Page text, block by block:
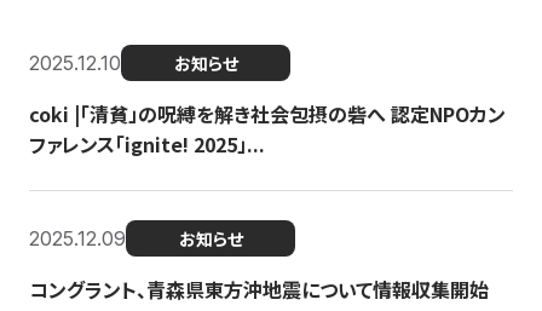
2025.12.10 お知らせ
coki |「清貧」の呪縛を解き社会包摂の砦へ 認定NPOカン
ファレンス「ignite! 2025」...
2025.12.09 お知らせ
コングラント、青森県東方沖地震について情報収集開始